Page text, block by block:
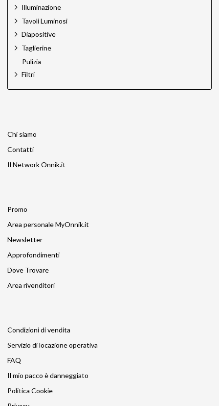
Illuminazione
Tavoli Luminosi
Diapositive
Taglierine
Pulizia
Filtri
Chi siamo
Contatti
Il Network Onnik.it
Promo
Area personale MyOnnik.it
Newsletter
Approfondimenti
Dove Trovare
Area rivenditori
Condizioni di vendita
Servizio di locazione operativa
FAQ
Il mio pacco è danneggiato
Politica Cookie